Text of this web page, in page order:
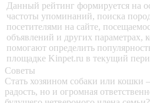
Данный рейтинг формируется на
частоты упоминаний, поиска
посетителями на сайте,
объявлений и других параметрах,
помогают определить
площадке Kinpet.ru в текущий
Советы
Стать хозяином собаки или кошки
радость, но и огромная